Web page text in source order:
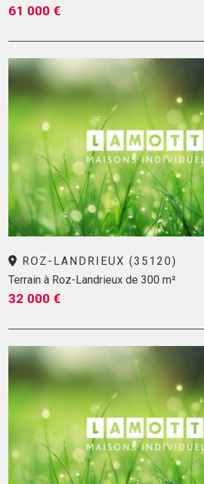
61 000 €
ROZ-LANDRIEUX (35120)
Terrain à Roz-Landrieux de 300 m²
32 000 €